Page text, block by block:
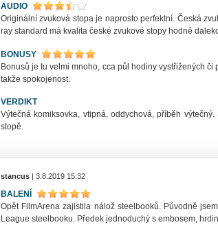
AUDIO
Originální zvuková stopa je naprosto perfektní. Česká
ray standard má kvalita české zvukové stopy hodně
BONUSY
Bonusů je tu velmi mnoho, cca půl hodiny vystřižených
takže spokojenost.
VERDIKT
Výtečná komiksovka, vtipná, oddychová, příběh
stopě.
stancus | 3.8.2019 15:32
BALENÍ
Opět FilmArena zajistila nálož steelbooků. Původně
League steelbooku. Předek jednoduchý s embosem,